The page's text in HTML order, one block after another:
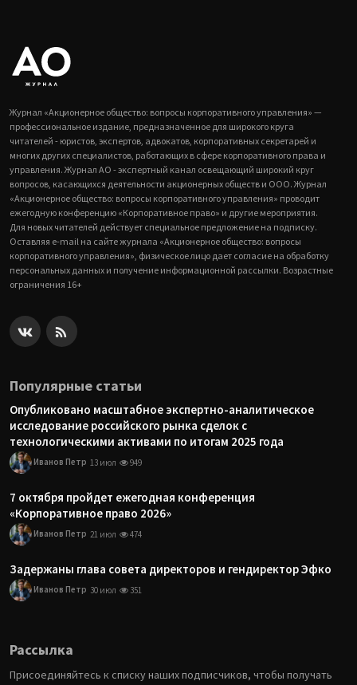
Журнал «Акционерное общество: вопросы корпоративного управления» —
профессиональное издание, предназначенное для широкого круга
читателей - юристов, экспертов, адвокатов, корпоративных секретарей и
многих других специалистов, работающих в сфере корпоративного права и
управления. Журнал АО - экспертный канал освещающий широкий круг
вопросов, касающихся деятельности акционерных обществ и ООО. Журнал
«Акционерное общество: вопросы корпоративного управления» проводит
ежегодную конференцию «Корпоративное право» и другие мероприятия.
Для новых читателей действует специальное предложение на подписку.
Оставляя e-mail на сайте журнала «Акционерное общество: вопросы
корпоративного управления», физическое лицо дает согласие на обработку
персональных данных и получение информационной рассылки. Возрастные
ограничения 16+
Популярные статьи
Опубликовано масштабное экспертно-аналитическое
исследование российского рынка сделок с
технологическими активами по итогам 2025 года
Иванов Петр 13 июл 949
7 октября пройдет ежегодная конференция
«Корпоративное право 2026»
Иванов Петр 21 июл 474
Задержаны глава совета директоров и гендиректор Эфко
Иванов Петр 30 июл 351
Рассылка
Присоединяйтесь к списку наших подписчиков, чтобы получать